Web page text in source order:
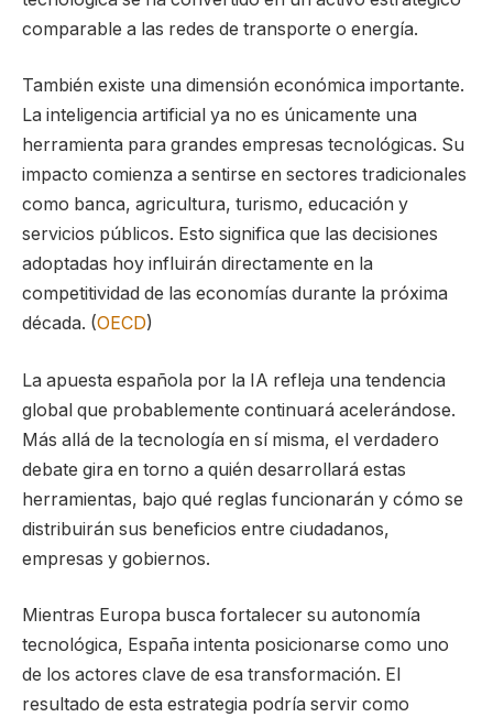
comparable a las redes de transporte o energía.
También existe una dimensión económica importante.
La inteligencia artificial ya no es únicamente una
herramienta para grandes empresas tecnológicas. Su
impacto comienza a sentirse en sectores tradicionales
como banca, agricultura, turismo, educación y
servicios públicos. Esto significa que las decisiones
adoptadas hoy influirán directamente en la
competitividad de las economías durante la próxima
década. (OECD)
La apuesta española por la IA refleja una tendencia
global que probablemente continuará acelerándose.
Más allá de la tecnología en sí misma, el verdadero
debate gira en torno a quién desarrollará estas
herramientas, bajo qué reglas funcionarán y cómo se
distribuirán sus beneficios entre ciudadanos,
empresas y gobiernos.
Mientras Europa busca fortalecer su autonomía
tecnológica, España intenta posicionarse como uno
de los actores clave de esa transformación. El
resultado de esta estrategia podría servir como